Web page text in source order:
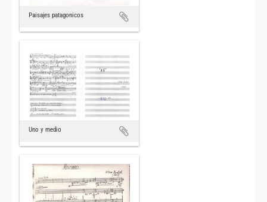
Paisajes patagonicos
Uno y medio